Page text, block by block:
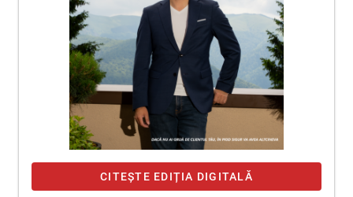
CITEȘTE EDIȚIA DIGITALĂ